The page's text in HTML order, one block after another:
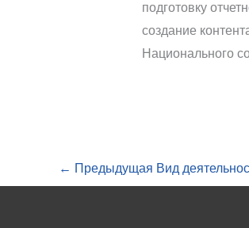
подготовку
создание
Национального
← Предыдущая Вид